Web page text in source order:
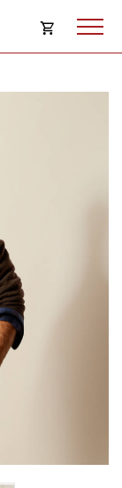
Opna